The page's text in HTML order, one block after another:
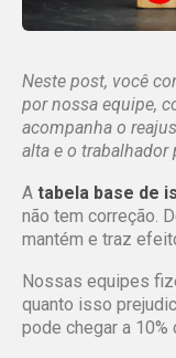
Neste post, você
por nossa equipe,
acompanha o
alta e o trabalhador
A tabela base de
não tem correção.
mantém e traz
Nossas equipes
quanto isso
pode chegar a 10%